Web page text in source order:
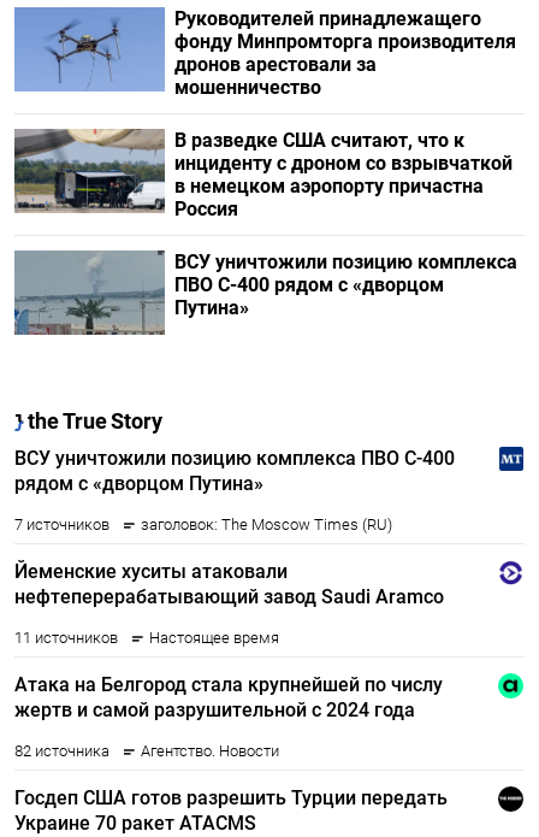
Руководителей принадлежащего
фонду Минпромторга производителя
дронов арестовали за
мошенничество
В разведке США считают, что к
инциденту с дроном со взрывчаткой
в немецком аэропорту причастна
Россия
ВСУ уничтожили позицию комплекса
ПВО С-400 рядом с «дворцом
Путина»